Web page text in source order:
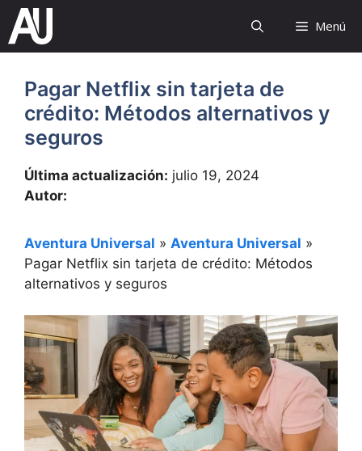
Saltar
contenido
Menú
Pagar Netflix sin tarjeta de
crédito: Métodos alternativos y
seguros
Última actualización: julio 19, 2024
Autor:
Aventura Universal » Aventura Universal »
Pagar Netflix sin tarjeta de crédito: Métodos
alternativos y seguros